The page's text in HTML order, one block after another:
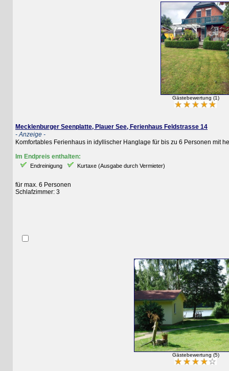
Gästebewertung (1)
Mecklenburger Seenplatte, Plauer See, Ferienhaus Feldstrasse 14
- Anzeige -
Komfortables Ferienhaus in idyllischer Hanglage für bis zu 6 Personen mit
Im Endpreis enthalten:
Endreinigung Kurtaxe (Ausgabe durch Vermieter)
für max. 6 Personen
Schlafzimmer: 3
Gästebewertung (5)